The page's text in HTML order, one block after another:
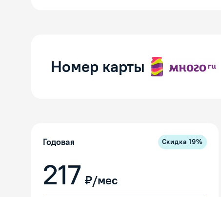
Номер карты
Годовая Скидка19%
217 ₽/мес